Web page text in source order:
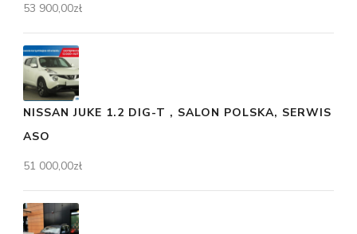
53 900,00zł
NISSAN JUKE 1.2 DIG-T , SALON POLSKA, SERWIS
ASO
51 000,00zł